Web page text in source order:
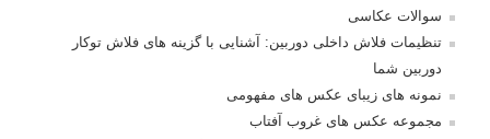
سوالات عکاسی
تنظیمات فلاش داخلی دوربین: آشنایی با گزینه های فلاش توکار
دوربین شما
نمونه های زیبای عکس های مفهومی
مجموعه عکس های غروب آفتاب